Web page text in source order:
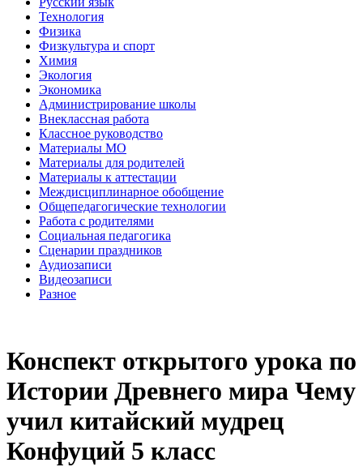
Технология
Физика
Физкультура и спорт
Химия
Экология
Экономика
Администрирование школы
Внеклассная работа
Классное руководство
Материалы МО
Материалы для родителей
Материалы к аттестации
Междисциплинарное обобщение
Общепедагогические технологии
Работа с родителями
Социальная педагогика
Сценарии праздников
Аудиозаписи
Видеозаписи
Разное
Конспект открытого урока по
Истории Древнего мира Чему
учил китайский мудрец
Конфуций 5 класс